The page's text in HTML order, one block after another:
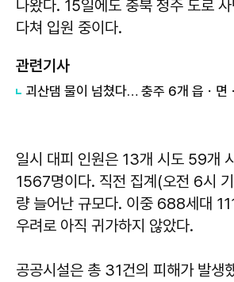
나왔다. 15일에도 충북 청주 도로 사
다쳐 입원 중이다.
관련기사
일시 대피 인원은 13개 시도 59개
1567명이다. 직전 집계(오전 6시
량 늘어난 규모다. 이중 688세대
우려로 아직 귀가하지 않았다.
공공시설은 총 31건의 피해가 발생